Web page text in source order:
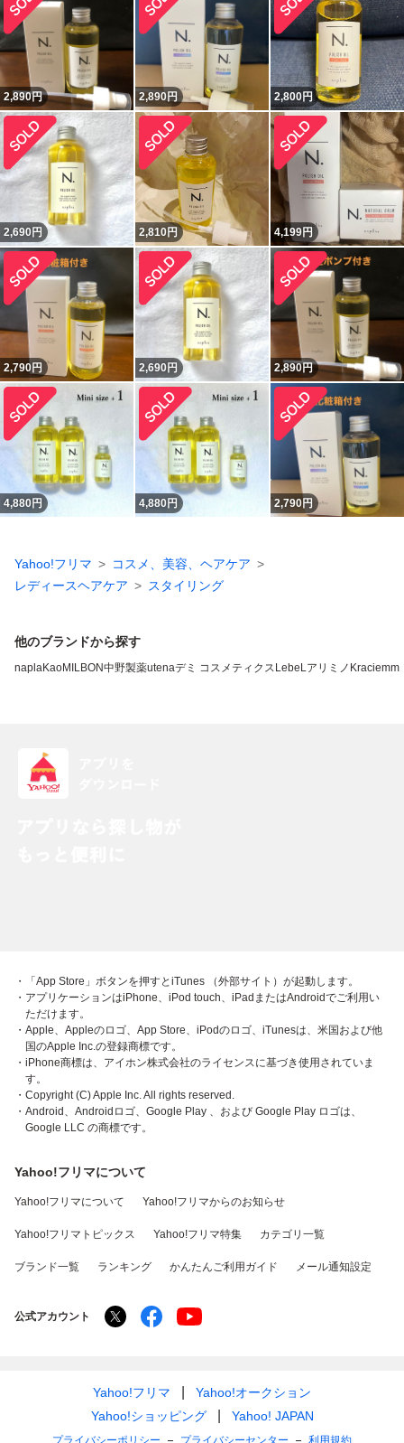
2,890円 2,890円 2,800円
2,690円 2,810円 4,199円
2,790円 2,690円 2,890円
4,880円 4,880円 2,790円
Yahoo!フリマ
コスメ、美容、ヘアケア
レディースヘアケア
スタイリング
他のブランドから探す
naplaKaoMILBON中野製薬utenaデミ コスメティクス LebeLアリミノ Kraciemm
・「App Store」ボタンを押すとiTunes （外部サイト）が起動します。
・アプリケーションはiPhone、iPod touch、iPadまたはAndroidでご利用い
ただけます。
・Apple、Appleのロゴ、App Store、iPodのロゴ、iTunesは、米国および他
国のApple Inc.の登録商標です。
・iPhone商標は、アイホン株式会社のライセンスに基づき使用されていま
す。
・Copyright (C) Apple Inc. All rights reserved.
・Android、Androidロゴ、Google Play 、および Google Play ロゴは、
Google LLC の商標です。
Yahoo!フリマについて
Yahoo!フリマについて Yahoo!フリマからのお知らせ
Yahoo!フリマトピックス Yahoo!フリマ特集 カテゴリ一覧
ブランド一覧 ランキング かんたんご利用ガイド メール通知設定
公式アカウント
Yahoo!フリマ
Yahoo!オークション
Yahoo!ショッピング
Yahoo! JAPAN